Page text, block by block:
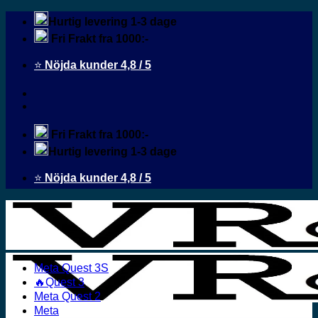
Fortsæt
indhold
Hurtig levering 1-3 dage
Fri Frakt fra 1000:-
⭐ Nöjda kunder 4,8 / 5
Fri Frakt fra 1000:-
Hurtig levering 1-3 dage
⭐ Nöjda kunder 4,8 / 5
Meta Quest 3S
🔥Quest 3
Meta Quest 2
Meta